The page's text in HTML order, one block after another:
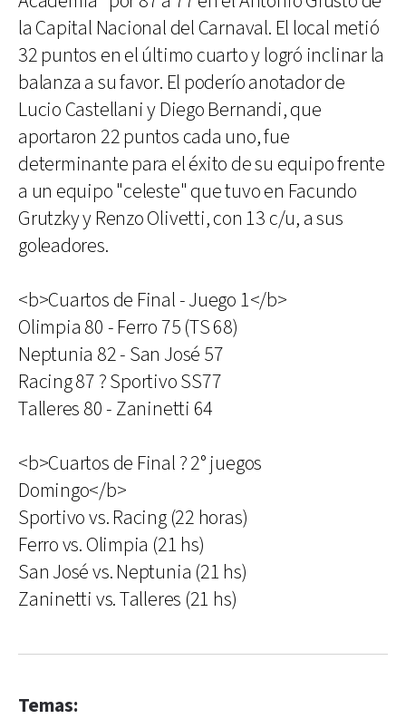
la Capital Nacional del Carnaval. El local metió
32 puntos en el último cuarto y logró inclinar la
balanza a su favor. El poderío anotador de
Lucio Castellani y Diego Bernandi, que
aportaron 22 puntos cada uno, fue
determinante para el éxito de su equipo frente
a un equipo "celeste" que tuvo en Facundo
Grutzky y Renzo Olivetti, con 13 c/u, a sus
goleadores.
<b>Cuartos de Final - Juego 1</b>
Olimpia 80 - Ferro 75 (TS 68)
Neptunia 82 - San José 57
Racing 87 ? Sportivo SS77
Talleres 80 - Zaninetti 64
<b>Cuartos de Final ? 2° juegos
Domingo</b>
Sportivo vs. Racing (22 horas)
Ferro vs. Olimpia (21 hs)
San José vs. Neptunia (21 hs)
Zaninetti vs. Talleres (21 hs)
Temas: